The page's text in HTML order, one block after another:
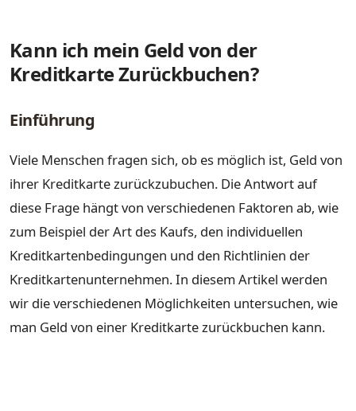
Kann ich mein Geld von der
Kreditkarte Zurückbuchen?
Einführung
Viele Menschen fragen sich, ob es möglich ist, Geld von
ihrer Kreditkarte zurückzubuchen. Die Antwort auf
diese Frage hängt von verschiedenen Faktoren ab, wie
zum Beispiel der Art des Kaufs, den individuellen
Kreditkartenbedingungen und den Richtlinien der
Kreditkartenunternehmen. In diesem Artikel werden
wir die verschiedenen Möglichkeiten untersuchen, wie
man Geld von einer Kreditkarte zurückbuchen kann.